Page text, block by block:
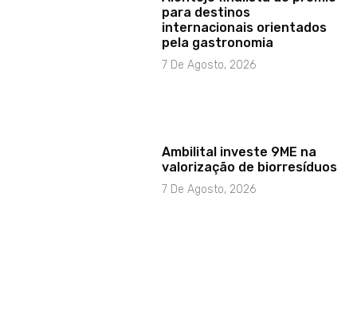
para destinos
internacionais orientados
pela gastronomia
7 De Agosto, 2026
Ambilital investe 9ME na
valorização de biorresíduos
7 De Agosto, 2026